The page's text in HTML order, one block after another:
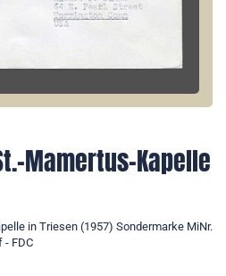
Mamertus-Kapelle
in Triesen (1957) Sondermarke MiNr.
- FDC